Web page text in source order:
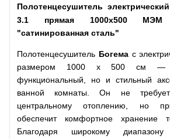
Полотенцесушитель электрический
3.1 прямая 1000x500 МЭМ
"сатинированная сталь"
Полотенцесушитель Богемас
размером 1000 x 500 см —
функциональный, но и стильный
ванной комнаты. Он не
центральному отоплению, но
обеспечит комфортное хранение
Благодаря широкому